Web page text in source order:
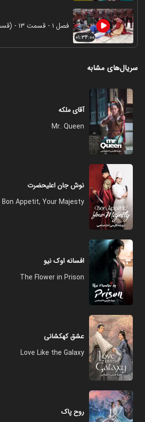
۰۱:۳۴:۰۰
فصل ۱ - قسمت ۱۳ - (قسمت آخر)
سریال‌های مشابه
آقای ملکه
Mr. Queen
نوش جان اعلیحضرت
Bon Appetit, Your Majesty
افسانه اوک نیو
The Flower in Prison
عشق کهکشانی
Love Like the Galaxy
روح پاک